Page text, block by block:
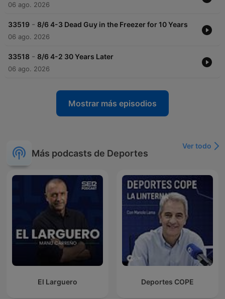
06 ago. 2026
33519 - 8/6 4-3 Dead Guy in the Freezer for 10 Years
06 ago. 2026
33518 - 8/6 4-2 30 Years Later
06 ago. 2026
Mostrar más episodios
Más podcasts de Deportes
Ver todo
El Larguero Deportes COPE